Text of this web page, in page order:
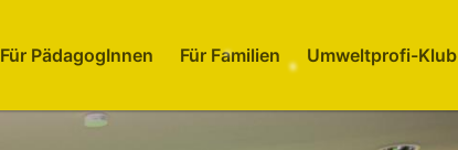
Für PädagogInnen Für Familien Umweltprofi-Klub